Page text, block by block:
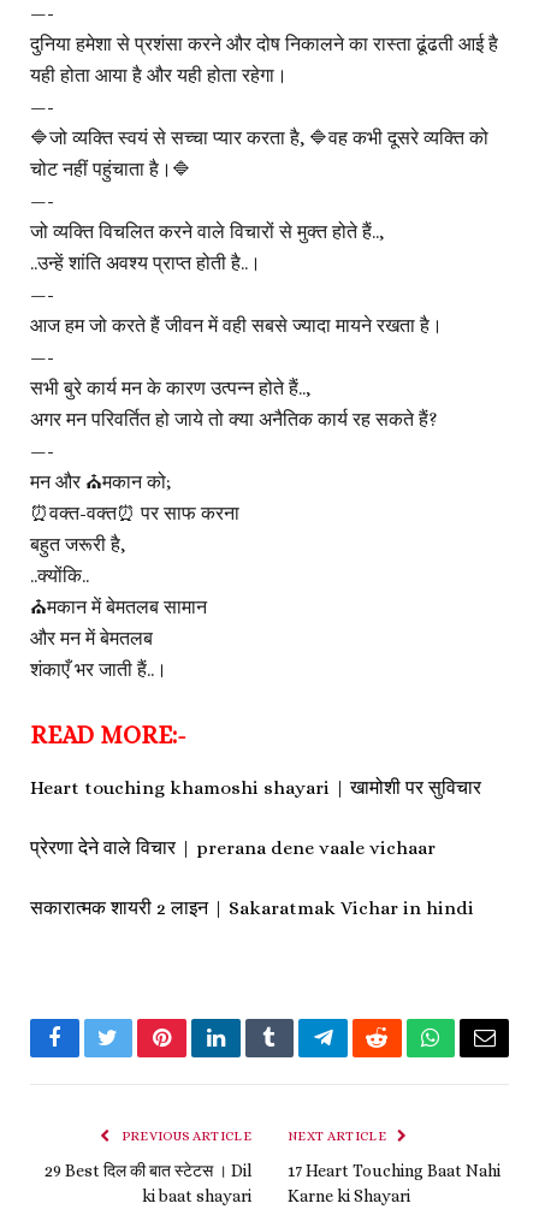
—-
दुनिया हमेशा से प्रशंसा करने और दोष निकालने का रास्ता ढूंढती आई है
यही होता आया है और यही होता रहेगा।
—-
🔷जो व्यक्ति स्वयं से सच्चा प्यार करता है, 🔷वह कभी दूसरे व्यक्ति को
चोट नहीं पहुंचाता है।🔷
—-
जो व्यक्ति विचलित करने वाले विचारों से मुक्त होते हैं..,
..उन्हें शांति अवश्य प्राप्त होती है..।
—-
आज हम जो करते हैं जीवन में वही सबसे ज्यादा मायने रखता है।
—-
सभी बुरे कार्य मन के कारण उत्पन्न होते हैं..,
अगर मन परिवर्तित हो जाये तो क्या अनैतिक कार्य रह सकते हैं?
—-
मन और ⛪मकान को;
⏰वक्त-वक्त⏰ पर साफ करना
बहुत जरूरी है,
..क्योंकि..
⛪मकान में बेमतलब सामान
और मन में बेमतलब
शंकाएँ भर जाती हैं..।
READ MORE:-
Heart touching khamoshi shayari | खामोशी पर सुविचार
प्रेरणा देने वाले विचार | prerana dene vaale vichaar
सकारात्मक शायरी 2 लाइन | Sakaratmak Vichar in hindi
FacebookTwitterPinterestLinkedInTumblrTelegramRedditWhatsApp
Email
PREVIOUS ARTICLE
29 Best दिल की बात स्टेटस । Dil
ki baat shayari
NEXT ARTICLE
17 Heart Touching Baat Nahi
Karne ki Shayari